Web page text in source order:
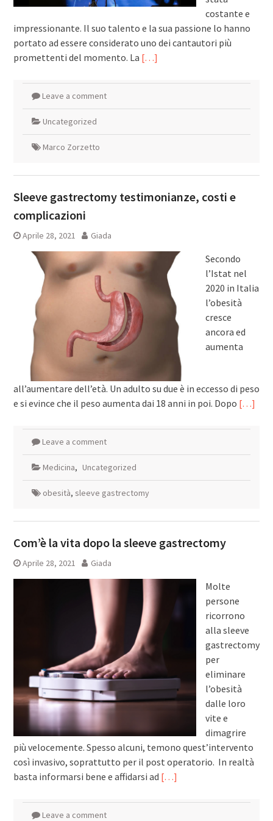
costante e
impressionante. Il suo talento e la sua passione lo hanno
portato ad essere considerato uno dei cantautori più
promettenti del momento. La […]
Leave a comment
Uncategorized
Marco Zorzetto
Sleeve gastrectomy testimonianze, costi e
complicazioni
Aprile 28, 2021 Giada
Secondo
l’Istat nel
2020 in Italia
l’obesità
cresce
ancora ed
aumenta
all’aumentare dell’età. Un adulto su due è in eccesso di peso
e si evince che il peso aumenta dai 18 anni in poi. Dopo […]
Leave a comment
Medicina, Uncategorized
obesità, sleeve gastrectomy
Com’è la vita dopo la sleeve gastrectomy
Aprile 28, 2021 Giada
Molte
persone
ricorrono
alla sleeve
gastrectomy
per
eliminare
l’obesità
dalle loro
vite e
dimagrire
più velocemente. Spesso alcuni, temono quest’intervento
così invasivo, soprattutto per il post operatorio. In realtà
basta informarsi bene e affidarsi ad […]
Leave a comment